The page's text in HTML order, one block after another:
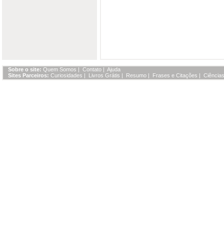
Sobre o site: Quem Somos | Contato | Ajuda
Sites Parceiros: Curiosidades | Livros Grátis | Resumo | Frases e Citações |